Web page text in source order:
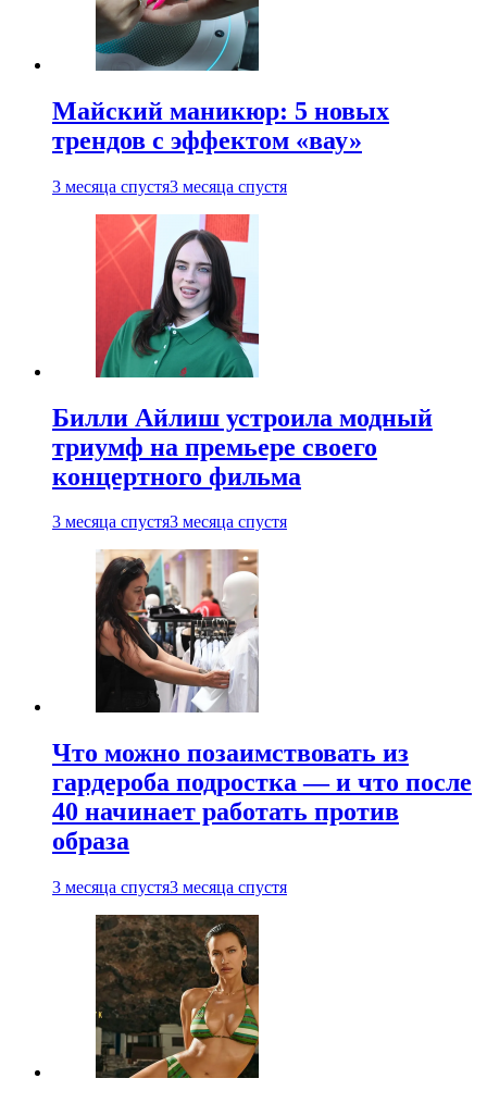
Майский маникюр: 5 новых
трендов с эффектом «вау»
3 месяца спустя3 месяца спустя
Билли Айлиш устроила модный
триумф на премьере своего
концертного фильма
3 месяца спустя3 месяца спустя
Что можно позаимствовать из
гардероба подростка — и что после
40 начинает работать против
образа
3 месяца спустя3 месяца спустя